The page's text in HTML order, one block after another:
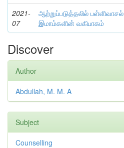
2021-
07
ஆற்றுப்படுத்தலில் பள்ளிவாசல்
இமாம்களின் வகிபாகம்
Discover
Author
Abdullah, M. M. A
Subject
Counselling